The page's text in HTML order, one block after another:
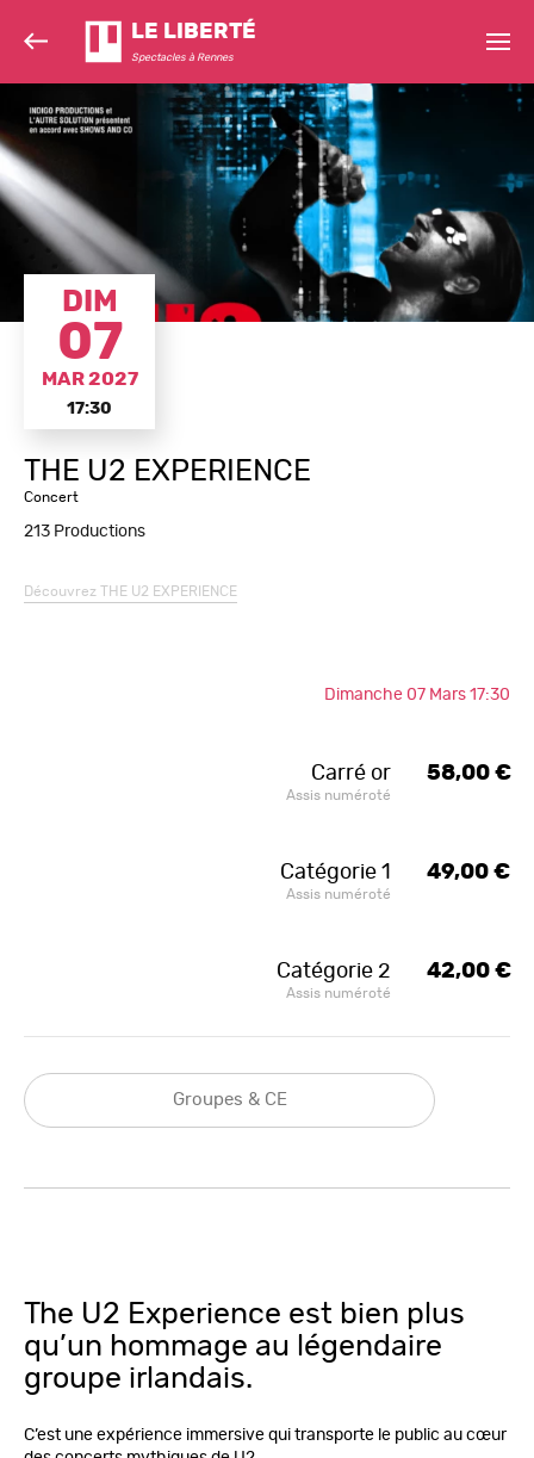
DIM
07
MAR 2027
17:30
THE U2 EXPERIENCE
Concert
213 Productions
Découvrez THE U2 EXPERIENCE
Dimanche 07 Mars 17:30
Carré or
Assis numéroté
58,00 €
Catégorie 1
Assis numéroté
49,00 €
Catégorie 2
Assis numéroté
42,00 €
Groupes & CE
The U2 Experience est bien plus
qu’un hommage au légendaire
groupe irlandais.
C’est une expérience immersive qui transporte le public au cœur
LE LIBERTÉ
Spectacles à Rennes